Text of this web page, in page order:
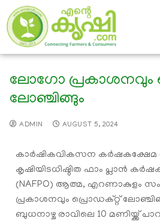
ലോഗോ പ്രകാശനവും
ലോഞ്ചിങ്ങും
ADMIN AUGUST 5, 2024
കാര്‍ഷികവികസന കര്‍ഷകക്ഷേമ
കൃഷിയിടധിഷ്ഠിത ഫാം പ്ലാന്‍
(NAFPO) ആത്മ, എറണാകുളം
പ്രകാശനവും പ്രൊഡക്റ്റ്
ബുധനാഴ്ച രാവിലെ 10 മണിയ്ക്ക്